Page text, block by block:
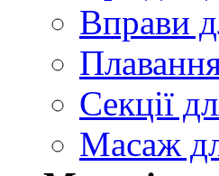
Вправи
Секції
Масаж